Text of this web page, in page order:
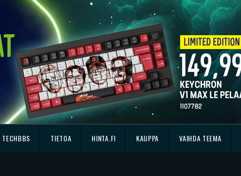
TECHBBS TIETOA HINTA.FI KAUPPA VAIHDA TEEMA